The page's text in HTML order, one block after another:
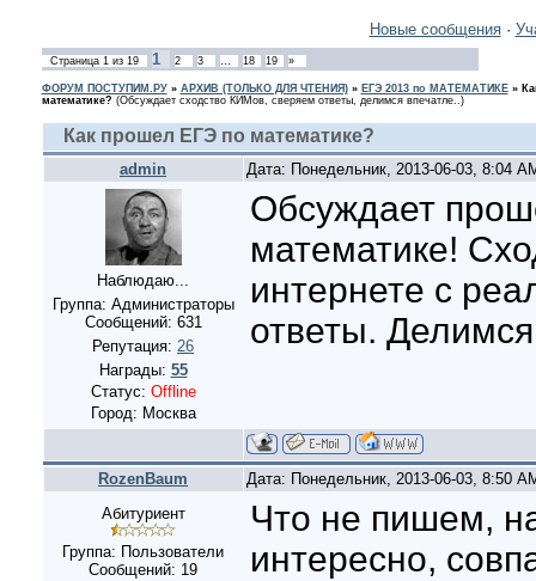
Новые сообщения·
Страница 1из 19 1 2 3 … 18 19 »
ФОРУМ ПОСТУПИМ.РУ» АРХИВ (ТОЛЬКО ДЛЯ ЧТЕНИЯ)» ЕГЭ 2013 по МАТЕМАТИКЕ»
математике? (Обсуждает сходство КИМов, сверяем ответы, делимся впечатле..)
Как прошел ЕГЭ по математике?
admin Дата: Понедельник, 2013-06-03, 8:04
Наблюдаю...
Группа: Администраторы
Сообщений: 631
Репутация: 26
Награды: 55
Статус: Offline
Город: Москва
Обсуждает
математике!
интернете с
ответы.
RozenBaum
Дата: Понедельник, 2013-06-03, 8:50
Абитуриент
Группа: Пользователи
Сообщений: 19
Что не пишем,
интересно,